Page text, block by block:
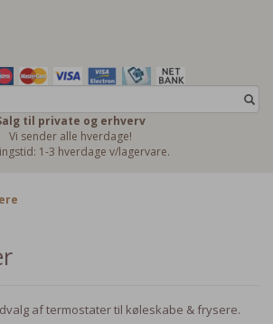
til private og erhverv
Vi sender alle hverdage!
1-3 hverdage v/lagervare.
af termostater til køleskabe & frysere.